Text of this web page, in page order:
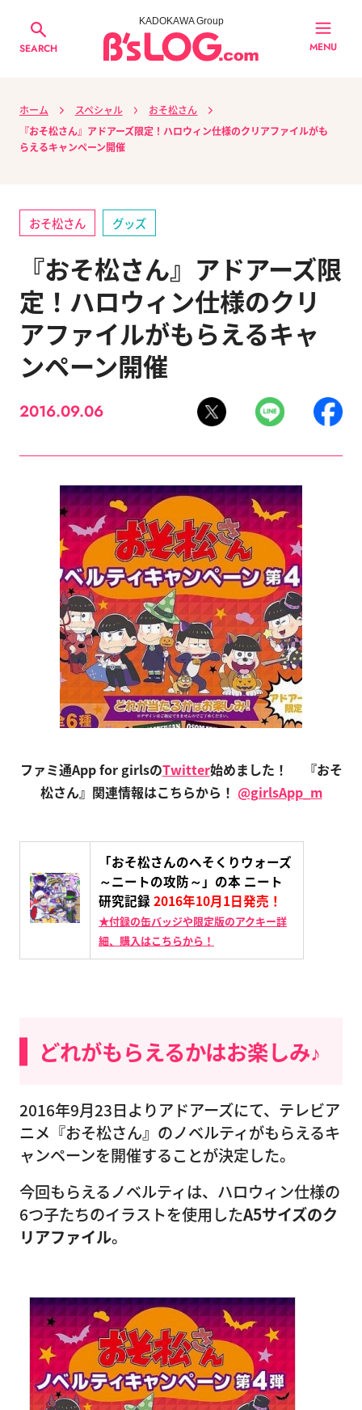
SEARCH
KADOKAWA Group
MENU
ホーム スペシャル
おそ松さん
『おそ松さん』アドアーズ限定！ハロウィン仕様のクリアファイルがも
らえるキャンペーン開催
おそ松さん グッズ
『おそ松さん』アドアーズ限
定！ハロウィン仕様のクリ
アファイルがもらえるキャ
ンペーン開催
2016.09.06
ファミ通App for girlsのTwitter始めました！
『おそ
松さん』関連情報はこちらから！ @girlsApp_m
「おそ松さんのへそくりウォーズ
～ニートの攻防～」の本 ニート
研究記録 2016年10月1日発売！
★付録の缶バッジや限定版のアクキー詳
細、購入はこちらから！
どれがもらえるかはお楽しみ♪
2016年9月23日よりアドアーズにて、テレビア
ニメ『おそ松さん』のノベルティがもらえるキ
ャンペーンを開催することが決定した。
今回もらえるノベルティは、ハロウィン仕様の
6つ子たちのイラストを使用したA5サイズのク
リアファイル。